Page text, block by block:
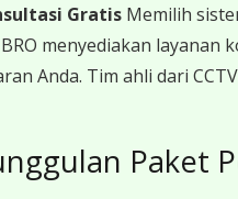
Gratis Memilih
BRO menyediakan
Anda. Tim ahli dari
Paket